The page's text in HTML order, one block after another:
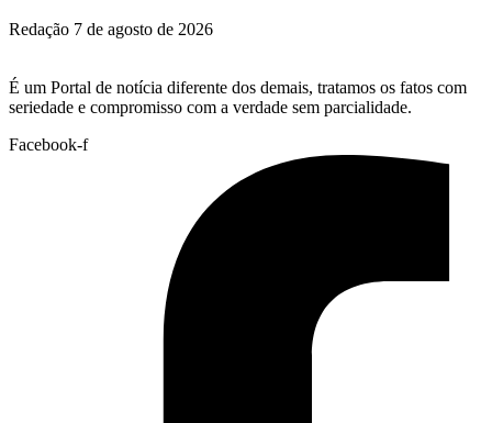
Redação 7 de agosto de 2026
É um Portal de notícia diferente dos demais, tratamos os fatos com
seriedade e compromisso com a verdade sem parcialidade.
Facebook-f